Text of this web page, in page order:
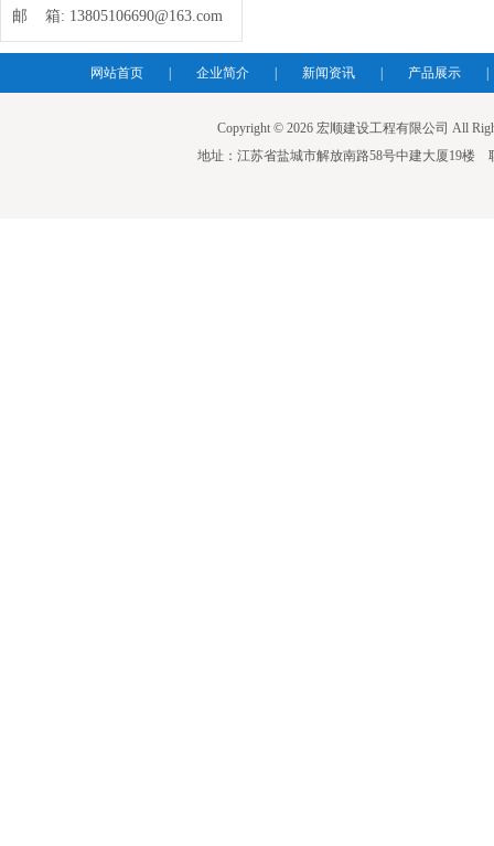
邮 箱: 13805106690@163.com
网站首页 | 企业简介 | 新闻资讯 | 产品展示 |
Copyright © 2026 宏顺建设工程有限公司 All
地址：江苏省盐城市解放南路58号中建大厦19楼